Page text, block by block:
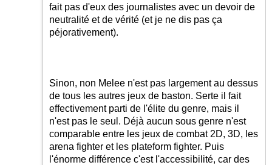
fait pas d'eux des journalistes avec un devoir de
neutralité et de vérité (et je ne dis pas ça
péjorativement).
Sinon, non Melee n'est pas largement au dessus
de tous les autres jeux de baston. Serte il fait
effectivement parti de l'élite du genre, mais il
n'est pas le seul. Déjà aucun sous genre n'est
comparable entre les jeux de combat 2D, 3D, les
arena fighter et les plateform fighter. Puis
l'énorme différence c'est l'accessibilité, car des